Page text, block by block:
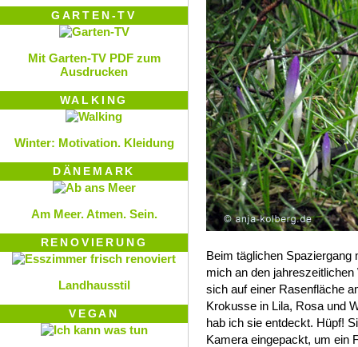
Beim täglichen Spaziergang
mich an den
sich auf einer Rasenfläche
Krokusse in Lila, Rosa und
hab ich sie entdeckt. Hüpf!
Kamera eingepackt, um ein
GARTEN-TV
Mit Garten-TV PDF zum
Ausdrucken
WALKING
Winter: Motivation. Kleidung
DÄNEMARK
Am Meer. Atmen. Sein.
RENOVIERUNG
Landhausstil
VEGAN